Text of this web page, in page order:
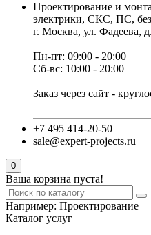
Проектирование и
электрики, СКС, ПС,
г. Москва, ул. Фадеева,
Пн-пт: 09:00 - 20:00
Сб-вс: 10:00 - 20:00
Заказ через сайт -
+7 495 414-20-50
sale@expert-projects.ru
0
Ваша корзина пуста!
Например: Проектирование
Каталог услуг